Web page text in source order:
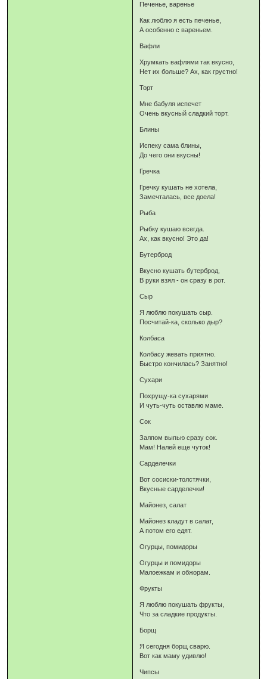
Печенье, варенье
Как люблю я есть печенье,
А особенно с вареньем.
Вафли
Хрумкать вафлями так вкусно,
Нет их больше? Ах, как грустно!
Торт
Мне бабуля испечет
Очень вкусный сладкий торт.
Блины
Испеку сама блины,
До чего они вкусны!
Гречка
Гречку кушать не хотела,
Замечталась, все доела!
Рыба
Рыбку кушаю всегда.
Ах, как вкусно! Это да!
Бутерброд
Вкусно кушать бутерброд,
В руки взял - он сразу в рот.
Сыр
Я люблю покушать сыр.
Посчитай-ка, сколько дыр?
Колбаса
Колбасу жевать приятно.
Быстро кончилась? Занятно!
Сухари
Похрущу-ка сухарями
И чуть-чуть оставлю маме.
Сок
Залпом выпью сразу сок.
Мам! Налей еще чуток!
Сарделечки
Вот сосиски-толстячки,
Вкусные сарделечки!
Майонез, салат
Майонез кладут в салат,
А потом его едят.
Огурцы, помидоры
Огурцы и помидоры
Малоежкам и обжорам.
Фрукты
Я люблю покушать фрукты,
Что за сладкие продукты.
Борщ
Я сегодня борщ сварю.
Вот как маму удивлю!
Чипсы